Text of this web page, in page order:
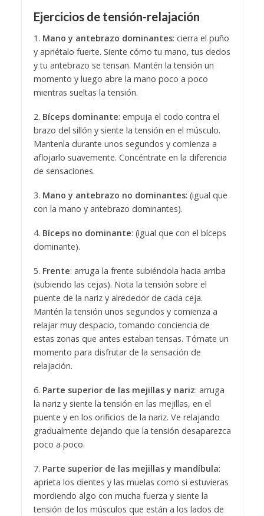
Ejercicios de tensión-relajación
1. Mano y antebrazo dominantes: cierra el puño
y apriétalo fuerte. Siente cómo tu mano, tus dedos
y tu antebrazo se tensan. Mantén la tensión un
momento y luego abre la mano poco a poco
mientras sueltas la tensión.
2. Bíceps dominante: empuja el codo contra el
brazo del sillón y siente la tensión en el músculo.
Mantenla durante unos segundos y comienza a
aflojarlo suavemente. Concéntrate en la diferencia
de sensaciones.
3. Mano y antebrazo no dominantes: (igual que
con la mano y antebrazo dominantes).
4. Bíceps no dominante: (igual que con el bíceps
dominante).
5. Frente: arruga la frente subiéndola hacia arriba
(subiendo las cejas). Nota la tensión sobre el
puente de la nariz y alrededor de cada ceja.
Mantén la tensión unos segundos y comienza a
relajar muy despacio, tomando conciencia de
estas zonas que antes estaban tensas. Tómate un
momento para disfrutar de la sensación de
relajación.
6. Parte superior de las mejillas y nariz: arruga
la nariz y siente la tensión en las mejillas, en el
puente y en los orificios de la nariz. Ve relajando
gradualmente dejando que la tensión desaparezca
poco a poco.
7. Parte superior de las mejillas y mandíbula:
aprieta los dientes y las muelas como si estuvieras
mordiendo algo con mucha fuerza y siente la
tensión de los músculos que están a los lados de